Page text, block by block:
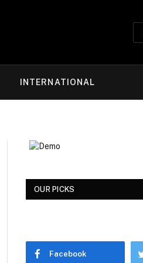
INTERNATIONAL
OUR PICKS
Facebook